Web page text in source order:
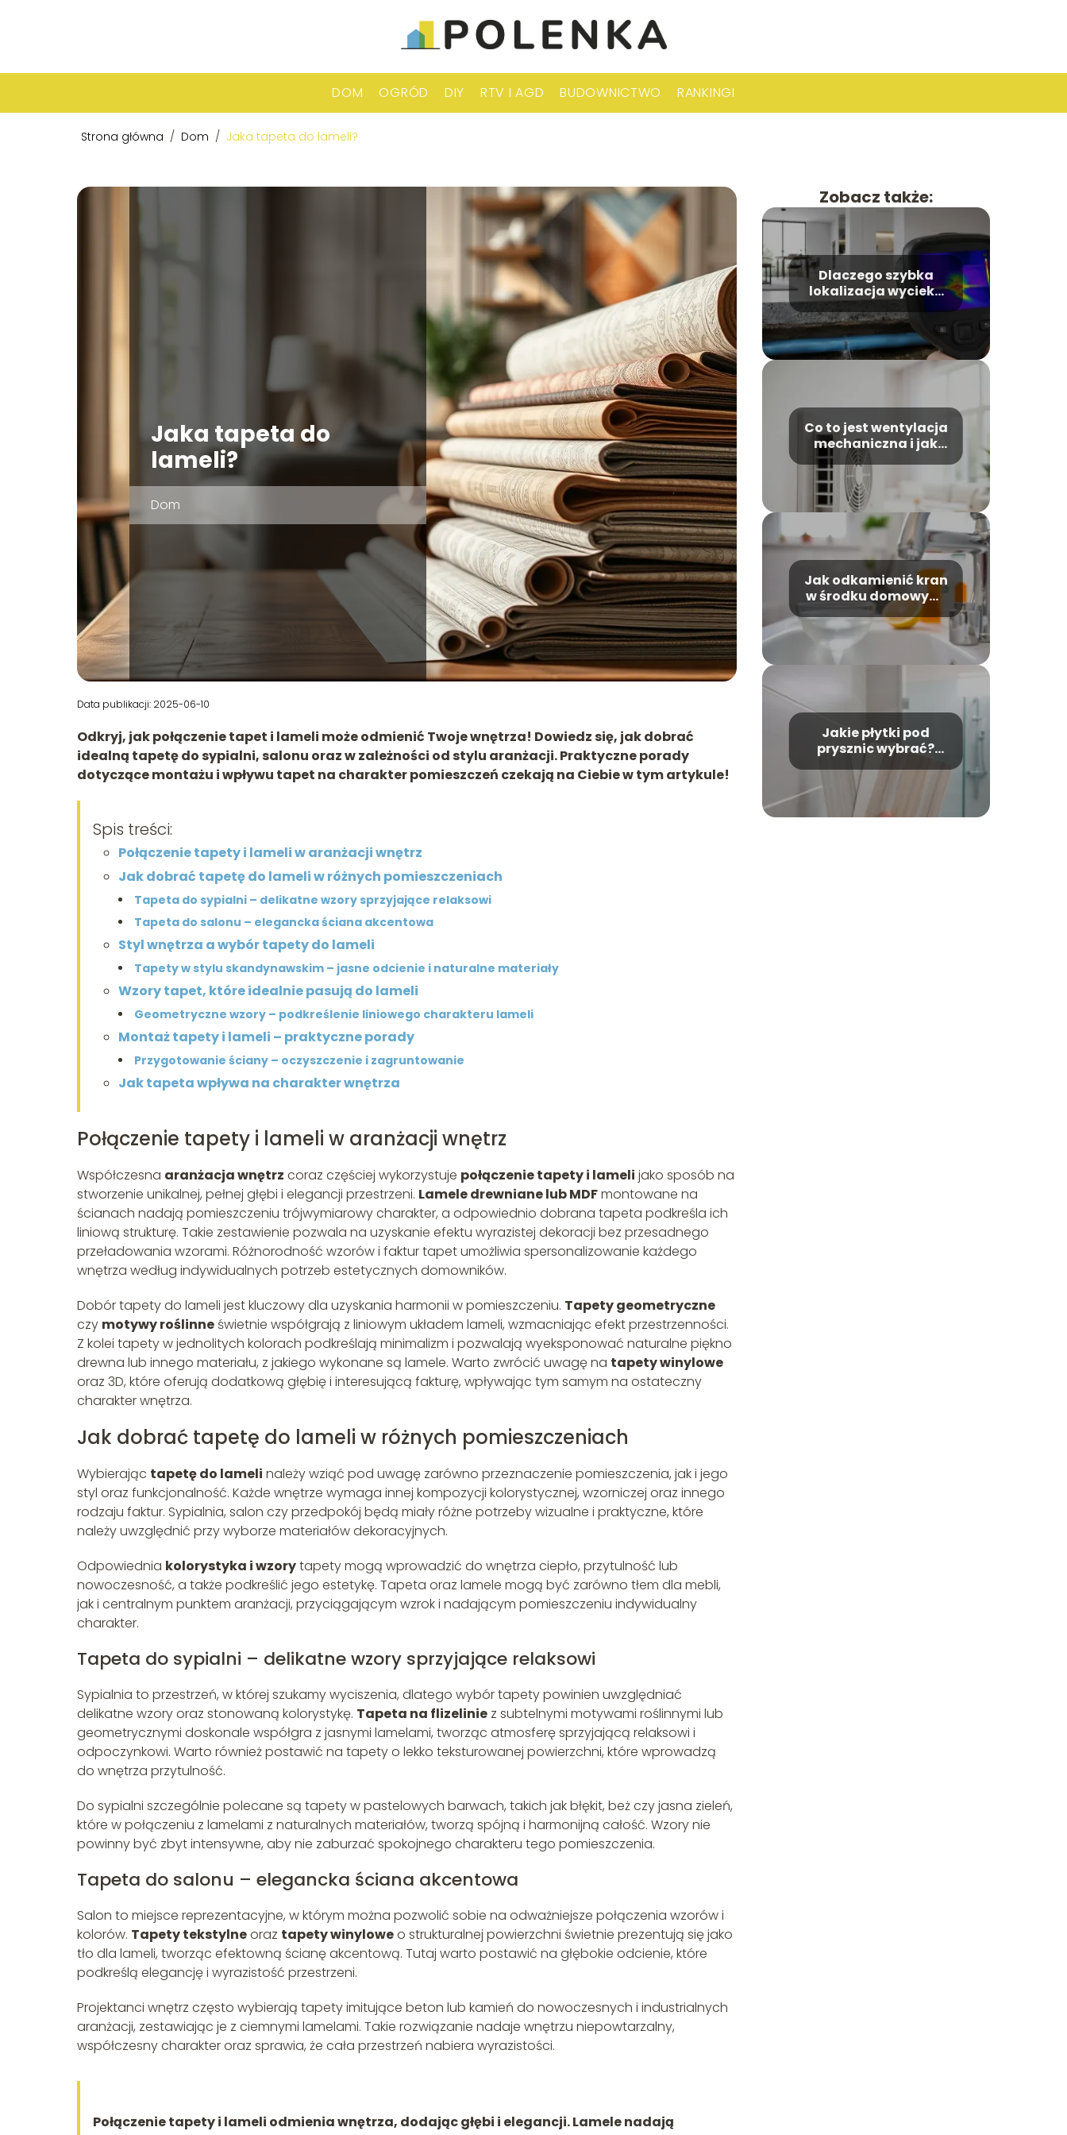
DOM OGRÓD DIY RTV I AGD BUDOWNICTWO RANKINGI
Strona główna / Dom / Jaka tapeta do lameli?
Jaka tapeta do
lameli?
Dom
Data publikacji: 2025-06-10
Odkryj, jak połączenie tapet i lameli może odmienić Twoje wnętrza! Dowiedz się, jak dobrać
idealną tapetę do sypialni, salonu oraz w zależności od stylu aranżacji. Praktyczne porady
dotyczące montażu i wpływu tapet na charakter pomieszczeń czekają na Ciebie w tym artykule!
Spis treści:
Połączenie tapety i lameli w aranżacji wnętrz
Jak dobrać tapetę do lameli w różnych pomieszczeniach
Tapeta do sypialni – delikatne wzory sprzyjające relaksowi
Tapeta do salonu – elegancka ściana akcentowa
Styl wnętrza a wybór tapety do lameli
Tapety w stylu skandynawskim – jasne odcienie i naturalne materiały
Wzory tapet, które idealnie pasują do lameli
Geometryczne wzory – podkreślenie liniowego charakteru lameli
Montaż tapety i lameli – praktyczne porady
Przygotowanie ściany – oczyszczenie i zagruntowanie
Jak tapeta wpływa na charakter wnętrza
Połączenie tapety i lameli w aranżacji wnętrz
Współczesna aranżacja wnętrz coraz częściej wykorzystuje połączenie tapety i lameli jako sposób na
stworzenie unikalnej, pełnej głębi i elegancji przestrzeni. Lamele drewniane lub MDFmontowane na
ścianach nadają pomieszczeniu trójwymiarowy charakter, a odpowiednio dobrana tapeta podkreśla ich
liniową strukturę. Takie zestawienie pozwala na uzyskanie efektu wyrazistej dekoracji bez przesadnego
przeładowania wzorami. Różnorodność wzorów i faktur tapet umożliwia spersonalizowanie każdego
wnętrza według indywidualnych potrzeb estetycznych domowników.
Dobór tapety do lameli jest kluczowy dla uzyskania harmonii w pomieszczeniu. Tapety geometryczne
czy motywy roślinne świetnie współgrają z liniowym układem lameli, wzmacniając efekt przestrzenności.
Z kolei tapety w jednolitych kolorach podkreślają minimalizm i pozwalają wyeksponować naturalne piękno
drewna lub innego materiału, z jakiego wykonane są lamele. Warto zwrócić uwagę na tapety winylowe
oraz 3D, które oferują dodatkową głębię i interesującą fakturę, wpływając tym samym na ostateczny
charakter wnętrza.
Jak dobrać tapetę do lameli w różnych pomieszczeniach
Wybierając tapetę do lameli należy wziąć pod uwagę zarówno przeznaczenie pomieszczenia, jak i jego
styl oraz funkcjonalność. Każde wnętrze wymaga innej kompozycji kolorystycznej, wzorniczej oraz innego
rodzaju faktur. Sypialnia, salon czy przedpokój będą miały różne potrzeby wizualne i praktyczne, które
należy uwzględnić przy wyborze materiałów dekoracyjnych.
Odpowiednia kolorystyka i wzorytapety mogą wprowadzić do wnętrza ciepło, przytulność lub
nowoczesność, a także podkreślić jego estetykę. Tapeta oraz lamele mogą być zarówno tłem dla mebli,
jak i centralnym punktem aranżacji, przyciągającym wzrok i nadającym pomieszczeniu indywidualny
charakter.
Tapeta do sypialni – delikatne wzory sprzyjające relaksowi
Sypialnia to przestrzeń, w której szukamy wyciszenia, dlatego wybór tapety powinien uwzględniać
delikatne wzory oraz stonowaną kolorystykę. Tapeta na flizelinie z subtelnymi motywami roślinnymi lub
geometrycznymi doskonale współgra z jasnymi lamelami, tworząc atmosferę sprzyjającą relaksowi i
odpoczynkowi. Warto również postawić na tapety o lekko teksturowanej powierzchni, które wprowadzą
do wnętrza przytulność.
Do sypialni szczególnie polecane są tapety w pastelowych barwach, takich jak błękit, beż czy jasna zieleń,
które w połączeniu z lamelami z naturalnych materiałów, tworzą spójną i harmonijną całość. Wzory nie
powinny być zbyt intensywne, aby nie zaburzać spokojnego charakteru tego pomieszczenia.
Tapeta do salonu – elegancka ściana akcentowa
Salon to miejsce reprezentacyjne, w którym można pozwolić sobie na odważniejsze połączenia wzorów i
kolorów. Tapety tekstylneoraz tapety winyloweo strukturalnej powierzchni świetnie prezentują się jako
tło dla lameli, tworząc efektowną ścianę akcentową. Tutaj warto postawić na głębokie odcienie, które
podkreślą elegancję i wyrazistość przestrzeni.
Projektanci wnętrz często wybierają tapety imitujące beton lub kamień do nowoczesnych i industrialnych
aranżacji, zestawiając je z ciemnymi lamelami. Takie rozwiązanie nadaje wnętrzu niepowtarzalny,
współczesny charakter oraz sprawia, że cała przestrzeń nabiera wyrazistości.
Połączenie tapety i lameli odmienia wnętrza, dodając głębi i elegancji. Lamele nadają
Zobacz także:
Dlaczego szybka
lokalizacja wycieku
pozwala uniknąć
kosztownego
remontu?
Co to jest wentylacja
mechaniczna i jak
działa?
Jak odkamienić kran
w środku domowymi
sposobami?
Jakie płytki pod
prysznic wybrać?
kroku